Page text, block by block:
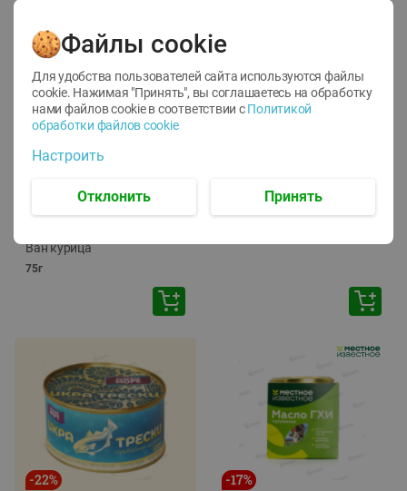
12
1.05 руб./
руб./шт
Корм влаж. для кош. с
Ван курица
75г
ТОФУ Vegetus ТВЕРДЫЙ
-22% -17%
Файлы cookie
Для удобства пользователей сайта используются файлы
cookie. Нажимая "Принять", вы соглашаетесь на обработку
нами файлов cookie в соответствии с Политикой
обработки файлов cookie
Настроить
Отклонить Принять